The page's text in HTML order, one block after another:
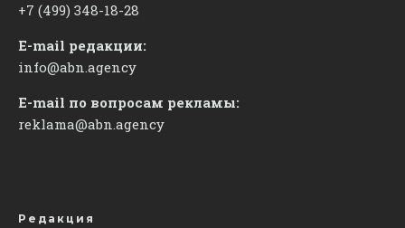
+7 (499) 348-18-28
E-mail редакции:
info@abn.agency
E-mail по вопросам рекламы:
reklama@abn.agency
Редакция